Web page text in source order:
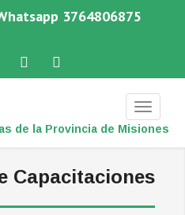
3764806875
InstagramWhatsApp
LA PROVINCIA DE MISIONES
Capacitaciones